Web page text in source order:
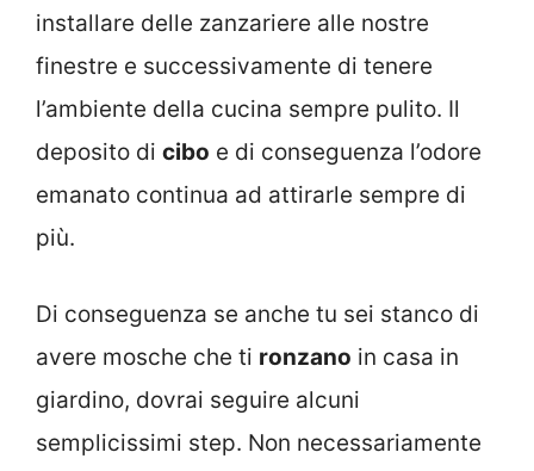
installare delle zanzariere alle nostre
finestre e successivamente di tenere
l’ambiente della cucina sempre pulito. Il
deposito di cibo e di conseguenza l’odore
emanato continua ad attirarle sempre di
più.
Di conseguenza se anche tu sei stanco di
avere mosche che ti ronzano in casa in
giardino, dovrai seguire alcuni
semplicissimi step. Non necessariamente